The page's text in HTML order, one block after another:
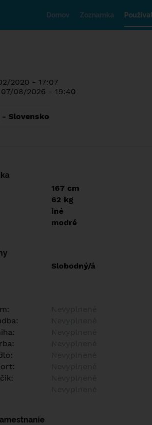
Domov Zoznamka
2020 - 17:07
08/2026 - 19:40
Slovensko
167 cm
62 kg
iné
modré
Slobodný/á